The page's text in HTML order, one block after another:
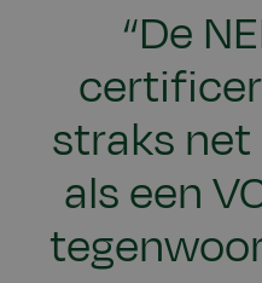
“De
straks
als een